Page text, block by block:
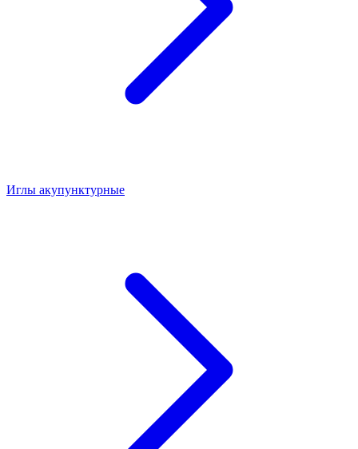
Иглы акупунктурные